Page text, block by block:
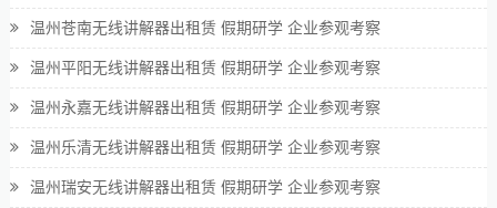
温州苍南无线讲解器出租赁 假期研学 企业参观考察
温州平阳无线讲解器出租赁 假期研学 企业参观考察
温州永嘉无线讲解器出租赁 假期研学 企业参观考察
温州乐清无线讲解器出租赁 假期研学 企业参观考察
温州瑞安无线讲解器出租赁 假期研学 企业参观考察